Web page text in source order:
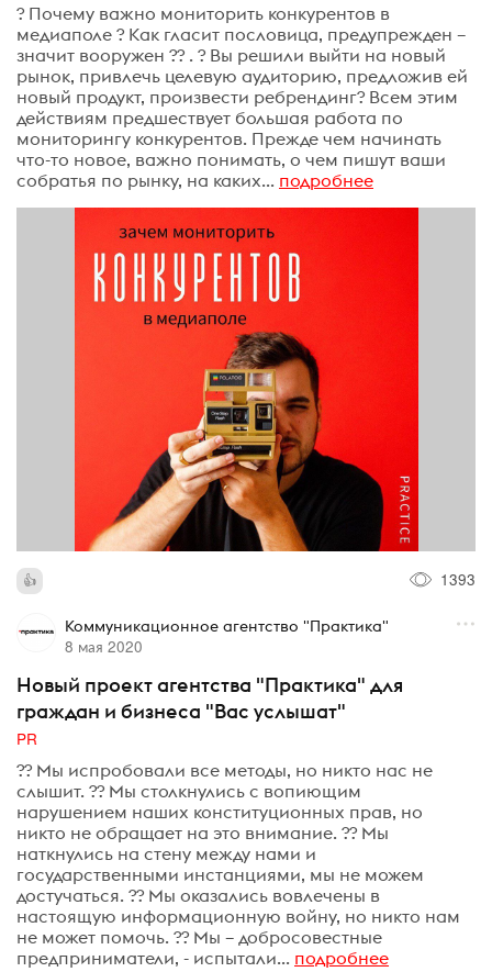
? Почему важно мониторить конкурентов в
медиаполе ? Как гласит пословица, предупрежден –
значит вооружен ?? . ? Вы решили выйти на новый
рынок, привлечь целевую аудиторию, предложив ей
новый продукт, произвести ребрендинг? Всем этим
действиям предшествует большая работа по
мониторингу конкурентов. Прежде чем начинать
что-то новое, важно понимать, о чем пишут ваши
собратья по рынку, на каких... подробнее
1393
Коммуникационное агентство "Практика"
8 мая 2020
Новый проект агентства "Практика" для
граждан и бизнеса "Вас услышат"
PR
?? Мы испробовали все методы, но никто нас не
слышит. ?? Мы столкнулись с вопиющим
нарушением наших конституционных прав, но
никто не обращает на это внимание. ?? Мы
наткнулись на стену между нами и
государственными инстанциями, мы не можем
достучаться. ?? Мы оказались вовлечены в
настоящую информационную войну, но никто нам
не может помочь. ?? Мы – добросовестные
предприниматели, - испытали... подробнее